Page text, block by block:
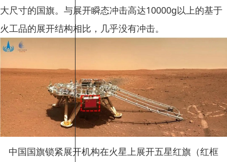
大尺寸的国旗。与展开瞬态冲击高达10000g以上的基于
火工品的展开结构相比，几乎没有冲击。
中国国旗锁紧展开机构在火星上展开五星红旗（红框